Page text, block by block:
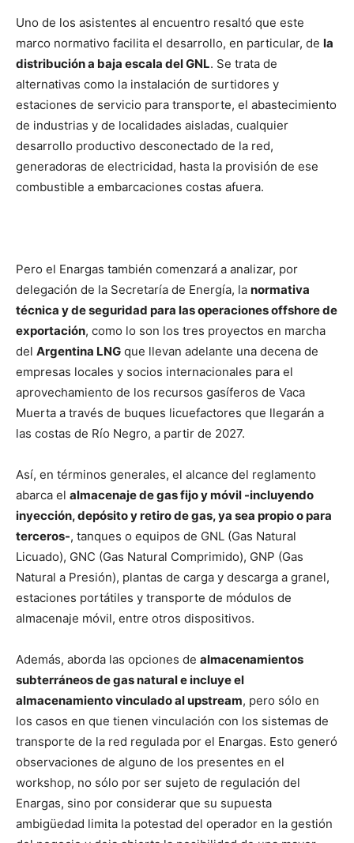
Uno de los asistentes al encuentro resaltó que este
marco normativo facilita el desarrollo, en particular, de la
distribución a baja escala del GNL. Se trata de
alternativas como la instalación de surtidores y
estaciones de servicio para transporte, el abastecimiento
de industrias y de localidades aisladas, cualquier
desarrollo productivo desconectado de la red,
generadoras de electricidad, hasta la provisión de ese
combustible a embarcaciones costas afuera.
Pero el Enargas también comenzará a analizar, por
delegación de la Secretaría de Energía, la normativa
técnica y de seguridad para las operaciones offshore de
exportación, como lo son los tres proyectos en marcha
del Argentina LNG que llevan adelante una decena de
empresas locales y socios internacionales para el
aprovechamiento de los recursos gasíferos de Vaca
Muerta a través de buques licuefactores que llegarán a
las costas de Río Negro, a partir de 2027.
Así, en términos generales, el alcance del reglamento
abarca el almacenaje de gas fijo y móvil -incluyendo
inyección, depósito y retiro de gas, ya sea propio o para
terceros-, tanques o equipos de GNL (Gas Natural
Licuado), GNC (Gas Natural Comprimido), GNP (Gas
Natural a Presión), plantas de carga y descarga a granel,
estaciones portátiles y transporte de módulos de
almacenaje móvil, entre otros dispositivos.
Además, aborda las opciones de almacenamientos
subterráneos de gas natural e incluye el
almacenamiento vinculado al upstream, pero sólo en
los casos en que tienen vinculación con los sistemas de
transporte de la red regulada por el Enargas. Esto generó
observaciones de alguno de los presentes en el
workshop, no sólo por ser sujeto de regulación del
Enargas, sino por considerar que su supuesta
ambigüedad limita la potestad del operador en la gestión